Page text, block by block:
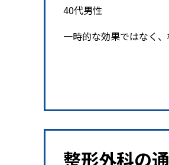
40代男性
一時的な効果ではなく
整形外科の